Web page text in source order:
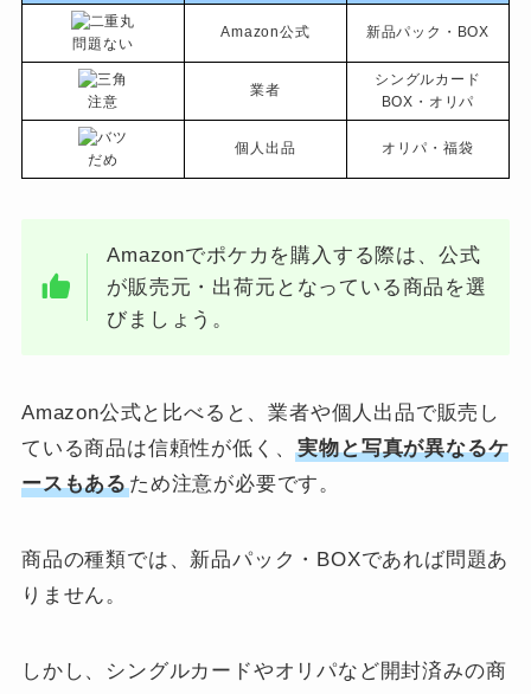
問題ない
Amazon公式 新品パック・BOX
注意
業者
シングルカード
BOX・オリパ
だめ
個人出品 オリパ・福袋
Amazonでポケカを購入する際は、公式
が販売元・出荷元となっている商品を選
びましょう。
Amazon公式と比べると、業者や個人出品で販売し
ている商品は信頼性が低く、実物と写真が異なるケ
ースもあるため注意が必要です。
商品の種類では、新品パック・BOXであれば問題あ
りません。
しかし、シングルカードやオリパなど開封済みの商